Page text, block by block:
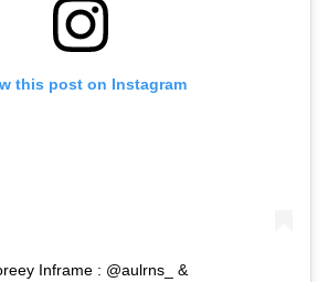
this post on Instagram
Inframe : @aulrns_ &